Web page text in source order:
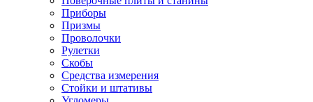
Приборы
Призмы
Проволочки
Рулетки
Скобы
Средства измерения
Стойки и штативы